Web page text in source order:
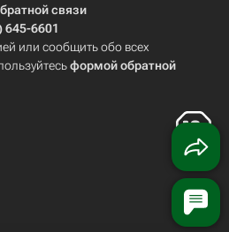
связи
645-6601
или сообщить обо всех
формой обратной